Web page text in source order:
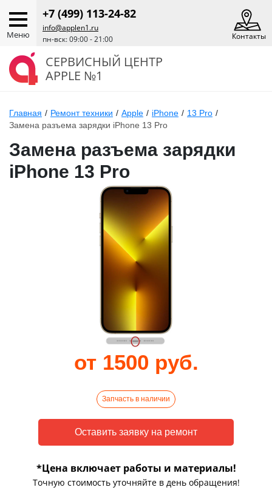
Меню
+7 (499) 113-24-82
info@applen1.ru
пн-вск: 09:00 - 21:00
Контакты
СЕРВИСНЫЙ ЦЕНТР
APPLE №1
Главная / Ремонт техники / Apple / iPhone / 13 Pro /
Замена разъема зарядки iPhone 13 Pro
Замена разъема зарядки
iPhone 13 Pro
от 1500 руб.
Запчасть в наличии
*Цена включает работы и материалы!
Точную стоимость уточняйте в день обращения!